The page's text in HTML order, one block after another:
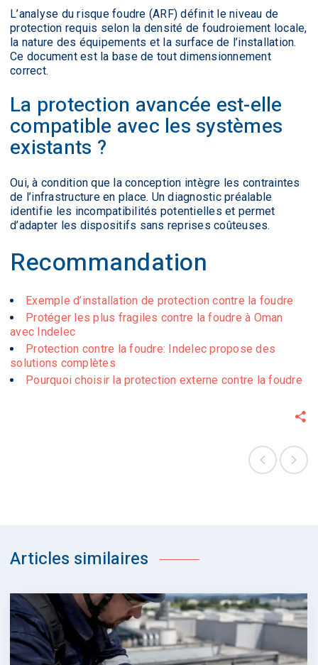
L’analyse du risque foudre (ARF) définit le niveau de
protection requis selon la densité de foudroiement locale,
la nature des équipements et la surface de l’installation.
Ce document est la base de tout dimensionnement
correct.
La protection avancée est-elle
compatible avec les systèmes
existants ?
Oui, à condition que la conception intègre les contraintes
de l’infrastructure en place. Un diagnostic préalable
identifie les incompatibilités potentielles et permet
d’adapter les dispositifs sans reprises coûteuses.
Recommandation
Exemple d’installation de protection contre la foudre
Protéger les plus fragiles contre la foudre à Oman
avec Indelec
Protection contre la foudre: Indelec propose des
solutions complètes
Pourquoi choisir la protection externe contre la foudre
Articles similaires